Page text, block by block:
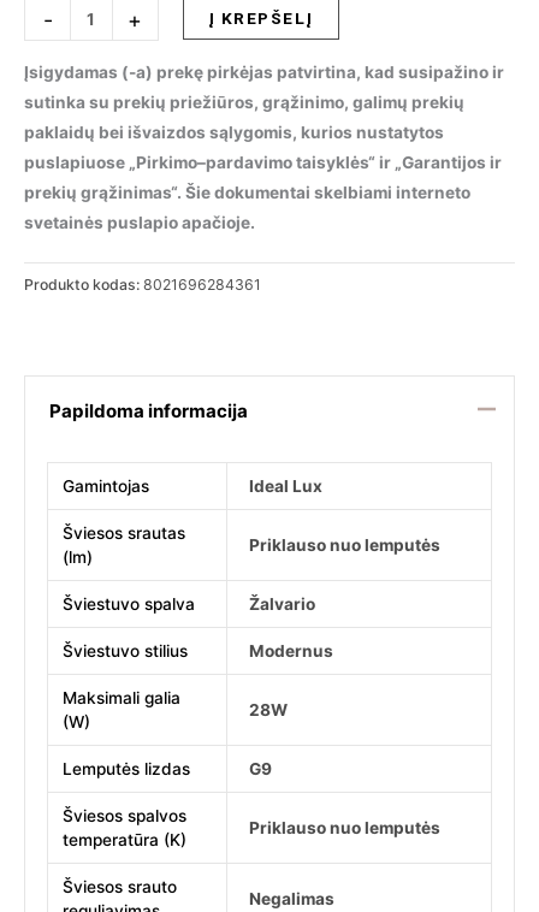
-
produkto
kiekis:
Stalinis
šviestuvas
ANGOLO
TL1
OTTONE,
284361
+ Į KREPŠELĮ
Įsigydamas (-a) prekę pirkėjas patvirtina, kad susipažino ir
sutinka su prekių priežiūros, grąžinimo, galimų prekių
paklaidų bei išvaizdos sąlygomis, kurios nustatytos
puslapiuose „Pirkimo–pardavimo taisyklės“ ir „Garantijos ir
prekių grąžinimas“. Šie dokumentai skelbiami interneto
svetainės puslapio apačioje.
Produkto kodas: 8021696284361
Papildoma informacija
Gamintojas Ideal Lux
Šviesos srautas
(lm)
Priklauso nuo lemputės
Šviestuvo spalva Žalvario
Šviestuvo stilius Modernus
Maksimali galia
(W)
28W
Lemputės lizdas G9
Šviesos spalvos
temperatūra (K)
Priklauso nuo lemputės
Šviesos srauto
Negalimas